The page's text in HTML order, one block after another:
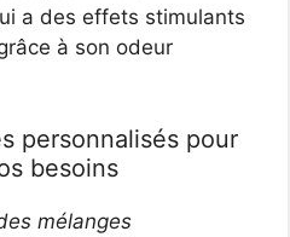
a des effets stimulants
à son odeur
personnalisés pour
besoins
mélanges